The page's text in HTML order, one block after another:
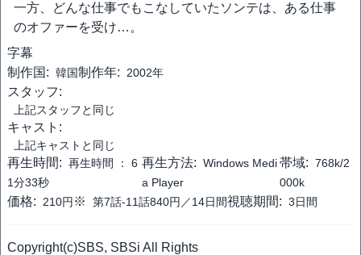
一方、どんな仕事でもこなしていたソンテは、ある仕事
のオファーを受け…。
字幕
制作国: 韓国制作年: 2002年
スタッフ:
上記スタッフと同じ
キャスト:
上記キャストと同じ
再生時間: 再生時間 ： 6
1分33秒
再生方法: Windows Medi
a Player
帯域: 768k/2
000k
価格: 210円 ※ 第7話-11話840円／14日間視聴期間: 3日間
Copyright(c)SBS, SBSi All Rights